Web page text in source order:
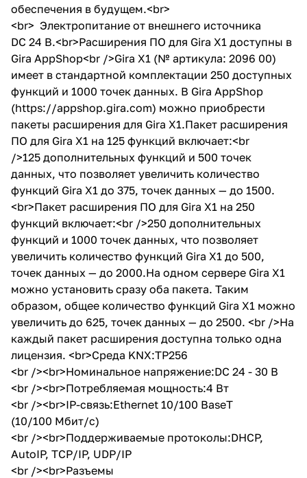
обеспечения в будущем.<br>
<br> Электропитание от внешнего источника
DC 24 В.<br>Расширения ПО для Gira X1 доступны в
Gira AppShop<br />Gira X1 (№ артикула: 2096 00)
имеет в стандартной комплектации 250 доступных
функций и 1000 точек данных. В Gira AppShop
(https://appshop.gira.com) можно приобрести
пакеты расширения для Gira X1.Пакет расширения
ПО для Gira X1 на 125 функций включает:<br
/>125 дополнительных функций и 500 точек
данных, что позволяет увеличить количество
функций Gira X1 до 375, точек данных — до 1500.
<br>Пакет расширения ПО для Gira X1 на 250
функций включает:<br />250 дополнительных
функций и 1000 точек данных, что позволяет
увеличить количество функций Gira X1 до 500,
точек данных — до 2000.На одном сервере Gira X1
можно установить сразу оба пакета. Таким
образом, общее количество функций Gira X1 можно
увеличить до 625, точек данных — до 2500. <br />На
каждый пакет расширения доступна только одна
лицензия. <br>Среда KNX:TP256
<br /><br>Номинальное напряжение:DC 24 - 30 В
<br /><br>Потребляемая мощность:4 Вт
<br /><br>IP-связь:Ethernet 10/100 BaseT
(10/100 Мбит/с)
<br /><br>Поддерживаемые протоколы:DHCP,
AutoIP, TCP/IP, UDP/IP
<br /><br>Разъемы